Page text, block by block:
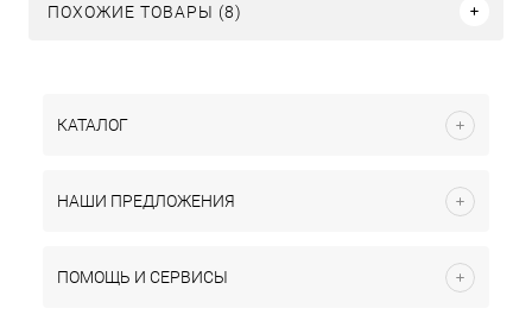
ПОХОЖИЕ ТОВАРЫ (8)
КАТАЛОГ
НАШИ ПРЕДЛОЖЕНИЯ
ПОМОЩЬ И СЕРВИСЫ